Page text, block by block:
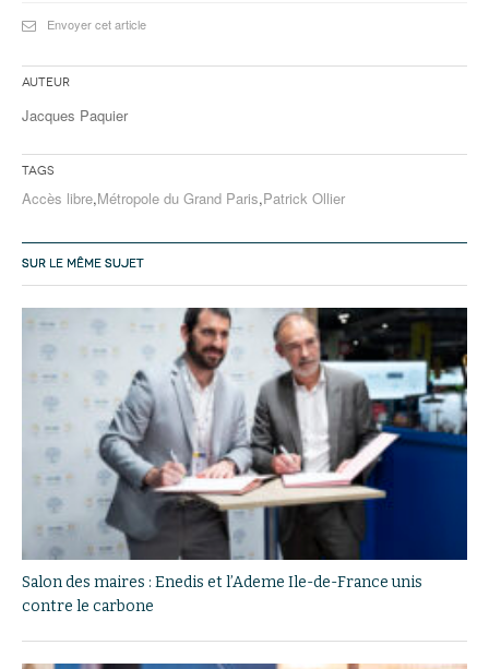
Envoyer cet article
Auteur
Jacques Paquier
Tags
Accès libre,Métropole du Grand Paris,Patrick Ollier
SUR LE MÊME SUJET
Salon des maires : Enedis et l’Ademe Ile-de-France unis
contre le carbone